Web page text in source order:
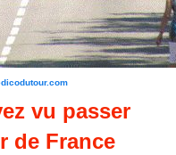
vu passer
de France